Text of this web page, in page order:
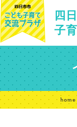
四
子
home